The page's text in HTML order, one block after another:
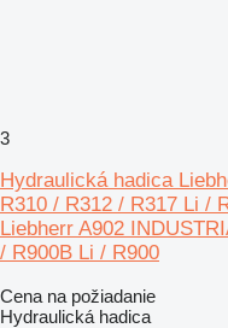
3
Hydraulická hadica
R310 / R312 / R317 Li /
Liebherr A902
/ R900B Li / R900
Cena na požiadanie
Hydraulická hadica